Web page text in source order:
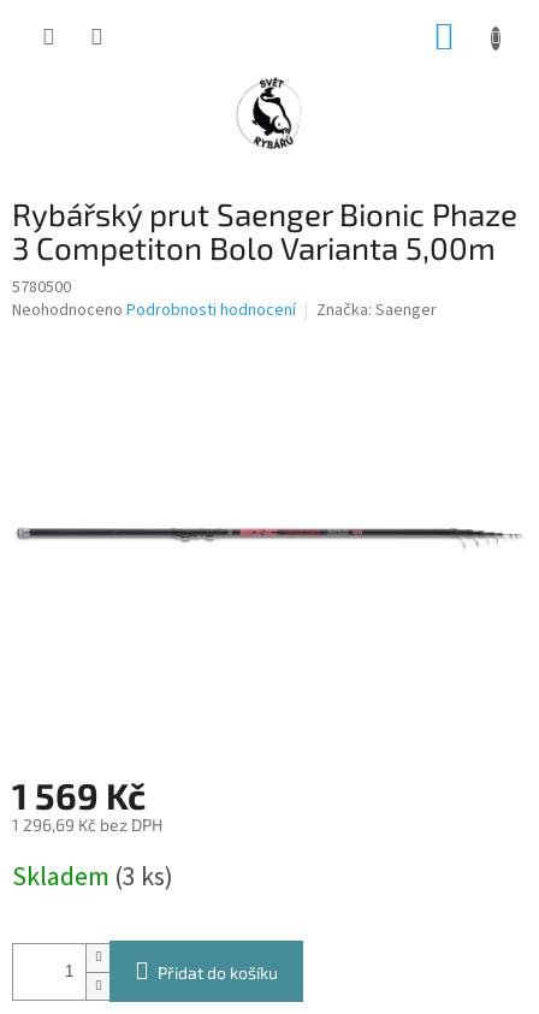
Rybářský prut Saenger Bionic Phaze
3 Competiton Bolo Varianta 5,00m
5780500
Průměrné
Neohodnoceno Podrobnosti hodnocení Značka: Saenger
1 569 Kč
1 296,69 Kč bez DPH
cena:
Skladem (3 ks)
Přidat do košíku